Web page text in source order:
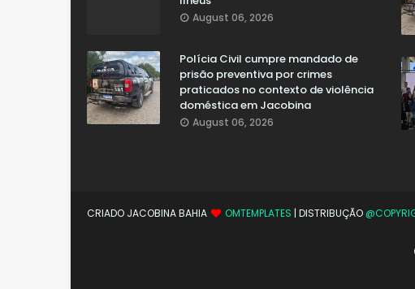
August 06, 2026
Polícia Civil cumpre mandado de
prisão preventiva por crimes
praticados no contexto de violência
doméstica em Jacobina
August 06, 2026
CRIADO JACOBINA BAHIA OMTEMPLATES | DISTRIBUÇÃO